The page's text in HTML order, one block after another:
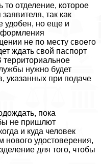
то отделение, которое
так как
удобен, но еще и
не по месту своего
ждать свой паспорт
территориальное
нужно будет
указанных при подаче
пока
не пришлют
и куда человек
нового удостоверения,
для того, чтобы